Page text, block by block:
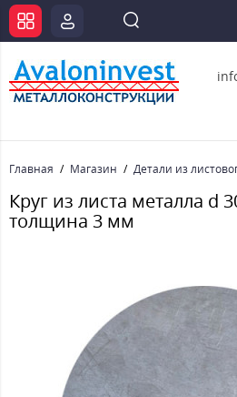
Главная Магазин Детали из
Круг из листа металла d
толщина 3 мм